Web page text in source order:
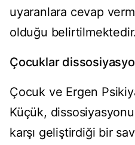
uyaranlara cevap
olduğu belirtilmektedir.
Çocuklar
Çocuk ve Ergen
Küçük,
karşı geliştirdiği bir